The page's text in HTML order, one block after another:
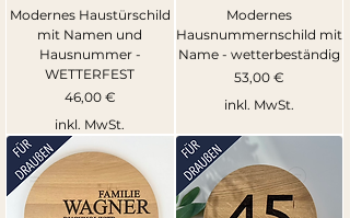
Modernes Haustürschild
mit Namen und
Hausnummer -
WETTERFEST
Preis
46,00 €
inkl. MwSt.
Modernes
Hausnummernschild mit
Name - wetterbeständig
Preis
53,00 €
inkl. MwSt.